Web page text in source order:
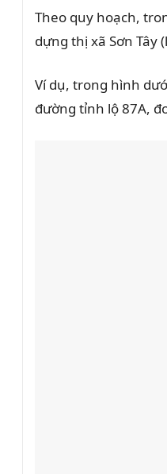
Theo quy hoạch,
dựng thị xã Sơn Tây
Ví dụ, trong hình
đường tỉnh lộ 87A,